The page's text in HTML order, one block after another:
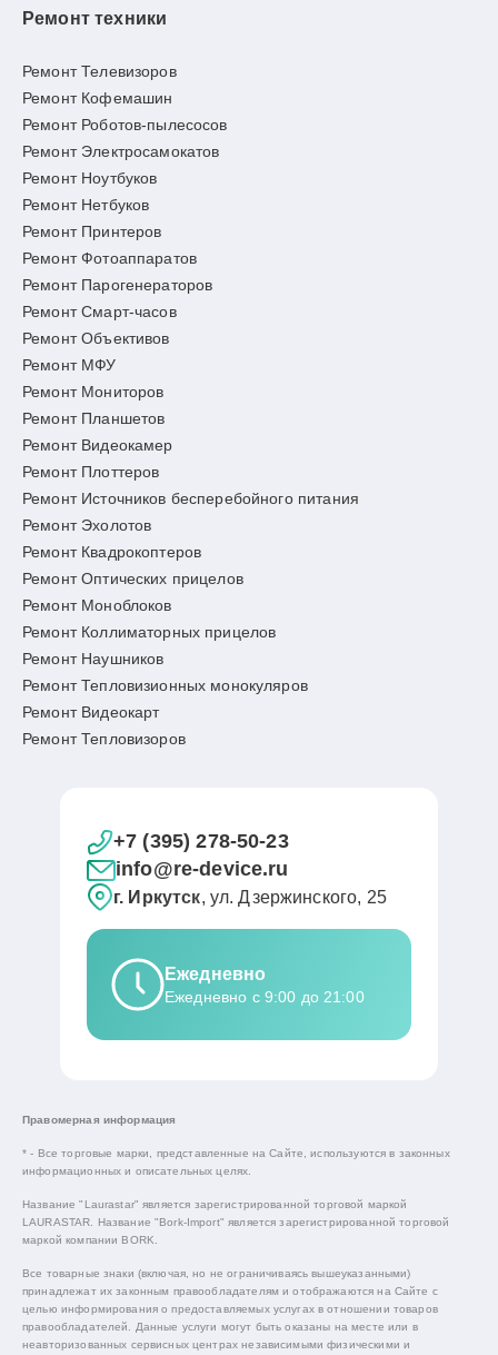
Ремонт техники
Ремонт Телевизоров
Ремонт Кофемашин
Ремонт Роботов-пылесосов
Ремонт Электросамокатов
Ремонт Ноутбуков
Ремонт Нетбуков
Ремонт Принтеров
Ремонт Фотоаппаратов
Ремонт Парогенераторов
Ремонт Смарт-часов
Ремонт Объективов
Ремонт МФУ
Ремонт Мониторов
Ремонт Планшетов
Ремонт Видеокамер
Ремонт Плоттеров
Ремонт Источников бесперебойного питания
Ремонт Эхолотов
Ремонт Квадрокоптеров
Ремонт Оптических прицелов
Ремонт Моноблоков
Ремонт Коллиматорных прицелов
Ремонт Наушников
Ремонт Тепловизионных монокуляров
Ремонт Видеокарт
Ремонт Тепловизоров
+7 (395) 278-50-23
info@re-device.ru
г. Иркутск, ул. Дзержинского, 25
Ежедневно
Ежедневно с 9:00 до 21:00
Правомерная информация
* - Все торговые марки, представленные на Сайте, используются в законных
информационных и описательных целях.
Название "Laurastar" является зарегистрированной торговой маркой
LAURASTAR. Название "Bork-Import" является зарегистрированной торговой
маркой компании BORK.
Все товарные знаки (включая, но не ограничиваясь вышеуказанными)
принадлежат их законным правообладателям и отображаются на Сайте с
целью информирования о предоставляемых услугах в отношении товаров
правообладателей. Данные услуги могут быть оказаны на месте или в
неавторизованных сервисных центрах независимыми физическими и